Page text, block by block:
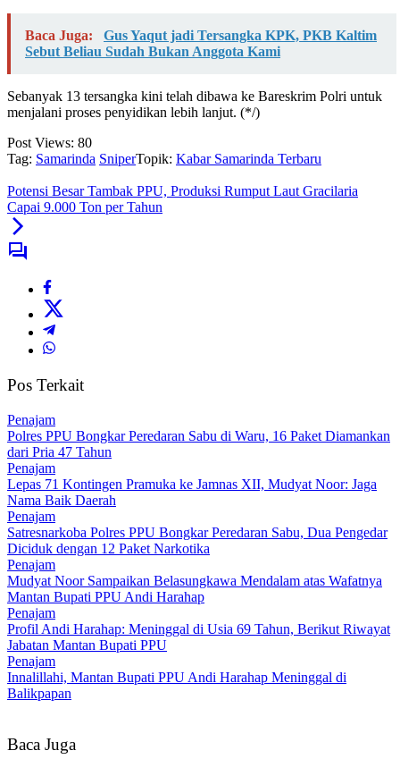
Baca Juga:
Gus Yaqut jadi Tersangka KPK, PKB Kaltim
Sebut Beliau Sudah Bukan Anggota Kami
Sebanyak 13 tersangka kini telah dibawa ke Bareskrim Polri untuk
menjalani proses penyidikan lebih lanjut. (*/)
Post Views: 80
Tag: Samarinda SniperTopik: Kabar Samarinda Terbaru
Potensi Besar Tambak PPU, Produksi Rumput Laut Gracilaria
Capai 9.000 Ton per Tahun
Pos Terkait
Penajam
Polres PPU Bongkar Peredaran Sabu di Waru, 16 Paket Diamankan
dari Pria 47 Tahun
Penajam
Lepas 71 Kontingen Pramuka ke Jamnas XII, Mudyat Noor: Jaga
Nama Baik Daerah
Penajam
Satresnarkoba Polres PPU Bongkar Peredaran Sabu, Dua Pengedar
Diciduk dengan 12 Paket Narkotika
Penajam
Mudyat Noor Sampaikan Belasungkawa Mendalam atas Wafatnya
Mantan Bupati PPU Andi Harahap
Penajam
Profil Andi Harahap: Meninggal di Usia 69 Tahun, Berikut Riwayat
Jabatan Mantan Bupati PPU
Penajam
Innalillahi, Mantan Bupati PPU Andi Harahap Meninggal di
Balikpapan
Baca Juga